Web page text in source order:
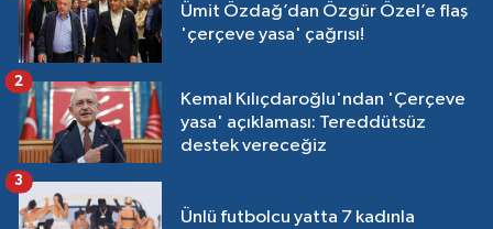
Ümit Özdağ’dan Özgür Özel’e flaş
'çerçeve yasa' çağrısı!
Kemal Kılıçdaroğlu'ndan 'Çerçeve
yasa' açıklaması: Tereddütsüz
destek vereceğiz
2
Ünlü futbolcu yatta 7 kadınla
3